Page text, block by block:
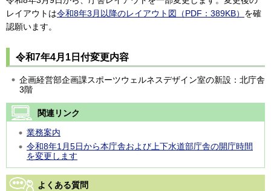
レイアウトは令和8年3月以降のレイアウト図（PDF：389KB） を確
認願います。
令和7年4月1日付変更内容
企画経営部企画課スポーツウェルネスデザイン室の新設：北庁舎
3階
関連リンク
業務案内
令和8年1月5日から本庁舎および上下水道部庁舎の開庁時間
を変更します
よくある質問